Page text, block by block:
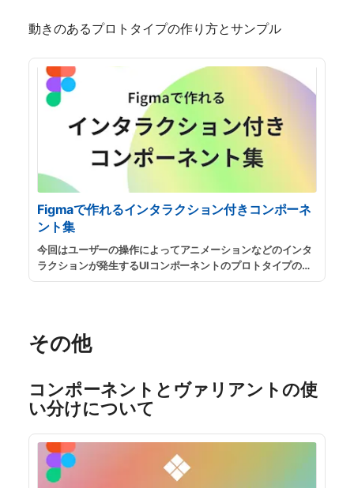
ださい。... 続きを読む
動きのあるプロトタイプの作り方とサンプル
Figmaで作れるインタラクション付きコンポーネ
ント集
今回はユーザーの操作によってアニメーションなどのインタ
ラクションが発生するUIコンポーネントのプロトタイプの作
り方を紹介します。実際に作成されたサンプルファイルも公
その他
コンポーネントとヴァリアントの使
い分けについて